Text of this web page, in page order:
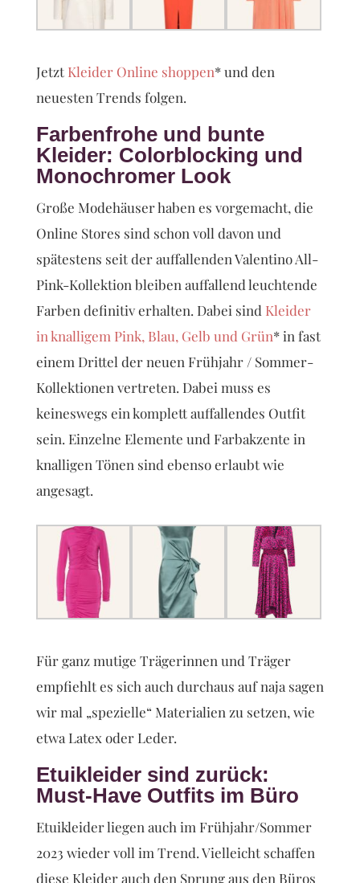
Jetzt Kleider Online shoppen* und den
neuesten Trends folgen.
Farbenfrohe und bunte
Kleider: Colorblocking und
Monochromer Look
Große Modehäuser haben es vorgemacht, die
Online Stores sind schon voll davon und
spätestens seit der auffallenden Valentino All-
Pink-Kollektion bleiben auffallend leuchtende
Farben definitiv erhalten. Dabei sind Kleider
in knalligem Pink, Blau, Gelb und Grün* in fast
einem Drittel der neuen Frühjahr / Sommer-
Kollektionen vertreten. Dabei muss es
keineswegs ein komplett auffallendes Outfit
sein. Einzelne Elemente und Farbakzente in
knalligen Tönen sind ebenso erlaubt wie
angesagt.
Für ganz mutige Trägerinnen und Träger
empfiehlt es sich auch durchaus auf naja sagen
wir mal „spezielle“ Materialien zu setzen, wie
etwa Latex oder Leder.
Etuikleider sind zurück:
Must-Have Outfits im Büro
Etuikleider liegen auch im Frühjahr/Sommer
2023 wieder voll im Trend. Vielleicht schaffen
diese Kleider auch den Sprung aus den Büros